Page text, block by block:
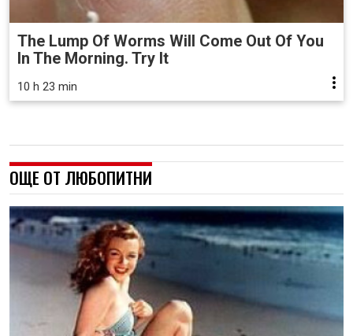
The Lump Of Worms Will Come Out Of You
In The Morning. Try It
10 h 23 min
ОЩЕ ОТ ЛЮБОПИТНИ